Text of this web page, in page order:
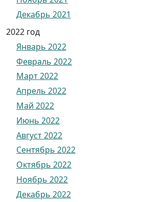
Декабрь 2021
2022 год
Январь 2022
Февраль 2022
Март 2022
Апрель 2022
Май 2022
Июнь 2022
Август 2022
Сентябрь 2022
Октябрь 2022
Ноябрь 2022
Декабрь 2022